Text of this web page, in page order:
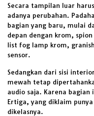
Secara tampilan luar
adanya perubahan.
bagian yang baru, mulai
depan dengan krom,
list fog lamp krom,
sensor.
Sedangkan dari sisi
mewah tetap
audio saja. Karena
Ertiga, yang diklaim
dikelasnya.